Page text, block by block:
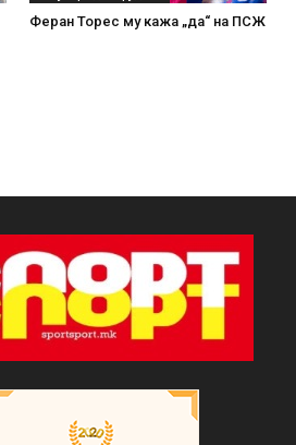
Феран Торес му кажа „да“ на ПСЖ